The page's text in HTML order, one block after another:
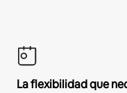
La flexibilidad que